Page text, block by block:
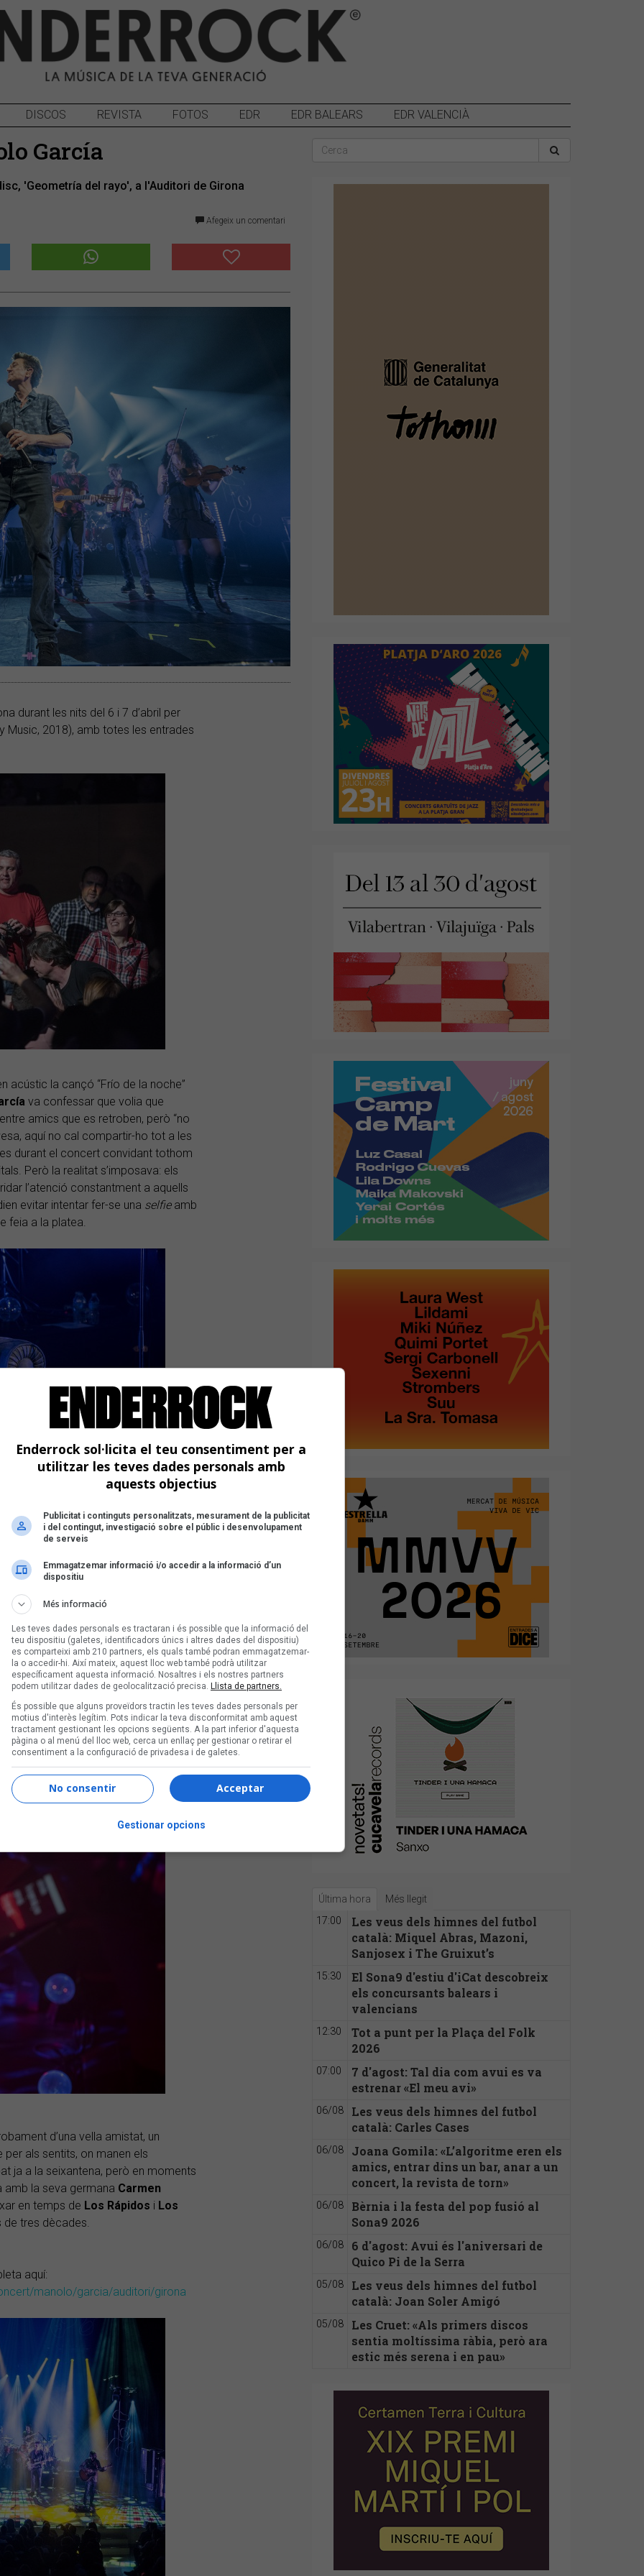
DISCOS REVISTA FOTOS EDR EDR BALEARS EDR VALENCIÀ
García
'Geometría del rayo', a l'Auditori de Girona
Afegeix un comentari
durant les nits del 6 i 7 d’abril per
Music, 2018), amb totes les entrades
acústic la cançó “Frío de la noche”
va confessar que volia que
amics que es retroben, però “no
aquí no cal compartir-ho tot a les
durant el concert convidant tothom
Però la realitat s’imposava: els
l’atenció constantment a aquells
evitar intentar fer-se una selfieamb
feia a la platea.
no és el treball més festiu de la
Fila, però en viu el seu repertori pren
significats i noves rítmiques. Per
i “Crepúsculo creciente”, que ha
entre clàssics de la seva
Fernando” o “Nunca el tiempo es
formar amb Quimi Portetnomés
els seus concerts,Manolo García
de dues hores i mitja de concert, 27
el concert, i la seva ja clàssica
de neó, làmpares de plasma
poc lluïdes i un sofà d’orelles que
músic s'asseia, s'hi tombava, s’hi
arribi sencer al final de la gira.
d’una vella amistat, un
als sentits, on manen els
ja a la seixantena, però en moments
amb la seva germana Carmen
en temps de Los Rápidos i Los
de tres dècades.
aquí:
manolo/garcia/auditori/girona
Última hora Més llegit
17:00
Les veus dels himnes del futbol
català: Miquel Abras, Mazoni,
Sanjosex i The Gruixut’s
15:30
El Sona9 d'estiu d'iCat descobreix
els concursants balears i
valencians
12:30
Tot a punt per la Plaça del Folk
2026
07:00
7 d'agost: Tal dia com avui es va
estrenar «El meu avi»
06/08
Les veus dels himnes del futbol
català: Carles Cases
06/08
Joana Gomila: «L’algoritme eren els
amics, entrar dins un bar, anar a un
concert, la revista de torn»
06/08
Bèrnia i la festa del pop fusió al
Sona9 2026
06/08
6 d'agost: Avui és l'aniversari de
Quico Pi de la Serra
05/08
Les veus dels himnes del futbol
català: Joan Soler Amigó
05/08
Les Cruet: «Als primers discos
sentia moltíssima ràbia, però ara
estic més serena i en pau»
Enderrock sol·licita el teu consentiment per a
utilitzar les teves dades personals amb
aquests objectius
Publicitat i continguts personalitzats, mesurament de la publicitat
i del contingut, investigació sobre el públic i desenvolupament
de serveis
Emmagatzemar informació i/o accedir a la informació d’un
dispositiu
Més informació
Les teves dades personals es tractaran i és possible que la informació del
teu dispositiu (galetes, identificadors únics i altres dades del dispositiu)
es comparteixi amb 210 partners, els quals també podran emmagatzemar-
la o accedir-hi. Així mateix, aquest lloc web també podrà utilitzar
específicament aquesta informació. Nosaltres i els nostres partners
podem utilitzar dades de geolocalització precisa. Llista de partners.
És possible que alguns proveïdors tractin les teves dades personals per
motius d'interès legítim. Pots indicar la teva disconformitat amb aquest
tractament gestionant les opcions següents. A la part inferior d'aquesta
pàgina o al menú del lloc web, cerca un enllaç per gestionar o retirar el
consentiment a la configuració de privadesa i de galetes.
Acceptar
No consentir
Gestionar opcions